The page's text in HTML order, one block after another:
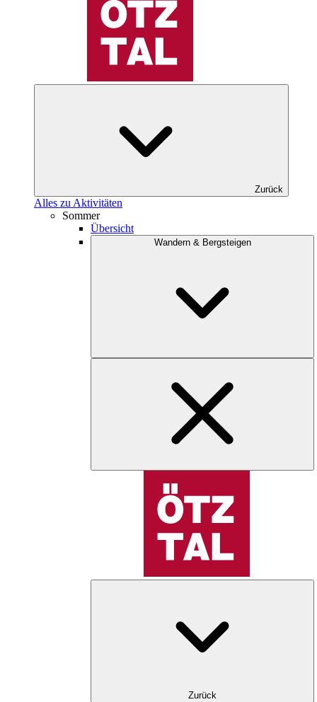
Zurück
Alles zu Aktivitäten
Sommer
Übersicht
Wandern & Bergsteigen
Zurück